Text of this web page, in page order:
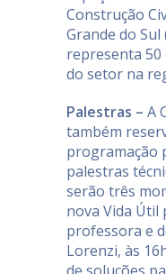
Construção
Grande do Sul
representa
do setor na
Palestras – A
também
programação
palestras
serão três
nova Vida Útil
professora e
Lorenzi, às